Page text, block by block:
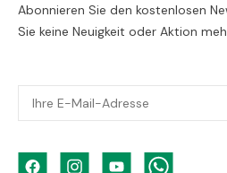
Abonnieren Sie den kostenlosen
Sie keine Neuigkeit oder Aktion